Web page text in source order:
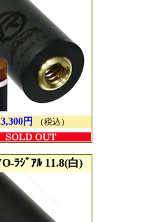
円 （税込）
ﾗｼﾞｱﾙ 11.8(白)